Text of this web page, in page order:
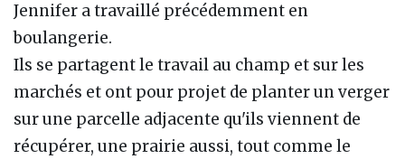
Jennifer a travaillé précédemment en
boulangerie.
Ils se partagent le travail au champ et sur les
marchés et ont pour projet de planter un verger
sur une parcelle adjacente qu'ils viennent de
récupérer, une prairie aussi, tout comme le